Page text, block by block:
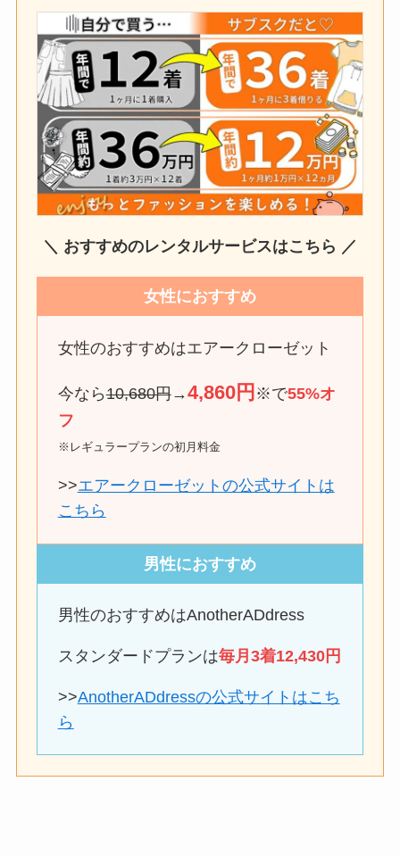
＼ おすすめのレンタルサービスはこちら ／
女性におすすめ
女性のおすすめはエアークローゼット
今なら10,680円→4,860円 ※で55%オ
フ
※レギュラープランの初月料金
>>エアークローゼットの公式サイトは
こちら
男性におすすめ
男性のおすすめはAnotherADdress
スタンダードプランは毎月3着12,430円
>>AnotherADdressの公式サイトはこち
ら